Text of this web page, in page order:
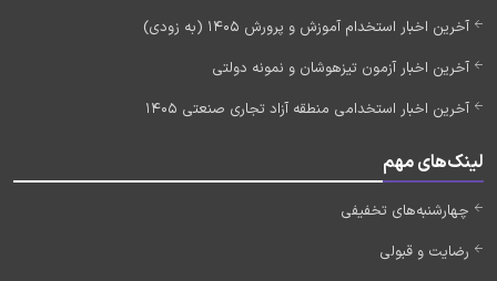
آخرین اخبار استخدام آموزش و پرورش 1405 (به زودی)
آخرین اخبار آزمون تیزهوشان و نمونه دولتی
آخرین اخبار استخدامی منطقه آزاد تجاری صنعتی 1405
لینک‌های مهم
چهارشنبه‌های تخفیفی
رضایت و قبولی